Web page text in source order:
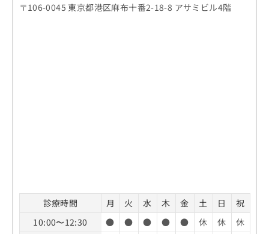
〒106-0045 東京都港区麻布十番2-18-8 アサミビル4階
診療時間 月 火 水 木 金 土 日
祝
10:00〜12:30
● ● ● ● ● 休 休
休